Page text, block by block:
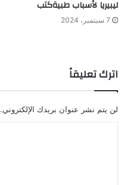
ليبيريا لأسباب طبيةكتب
7 سبتمبر، 2024
اترك تعليقاً
لن يتم نشر عنوان بريدك الإلكتروني.